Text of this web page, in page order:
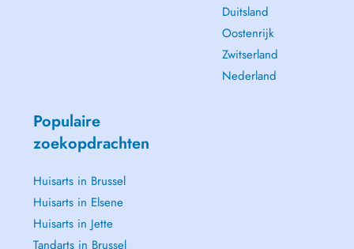
Duitsland
Oostenrijk
Zwitserland
Nederland
Populaire
zoekopdrachten
Huisarts in Brussel
Huisarts in Elsene
Huisarts in Jette
Tandarts in Brussel